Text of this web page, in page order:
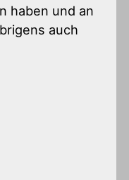
haben und an
auch